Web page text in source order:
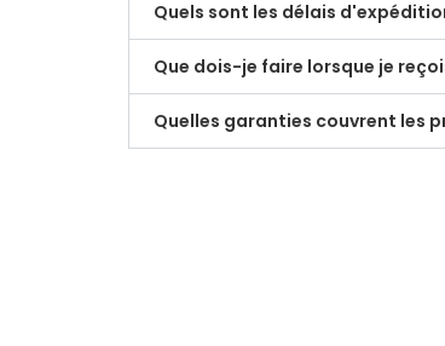
Quels sont les délais
Que dois-je faire lorsque je
Quelles garanties couvrent les